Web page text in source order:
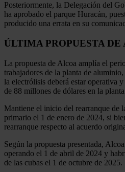
Posteriormente, la Delegación del
ha aprobado el parque Huracán,
producido una errata en su
ÚLTIMA PROPUESTA DE
La propuesta de Alcoa amplía el
trabajadores de la planta de
la electrólisis deberá estar operativa
de 88 millones de dólares en la
Mantiene el inicio del rearranque de
primario el 1 de enero de 2024, si
rearranque respecto al acuerdo
Según la propuesta presentada,
operando el 1 de abril de 2024 y
de las cubas el 1 de octubre de 2025.